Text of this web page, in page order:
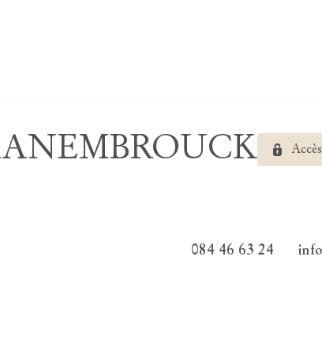
084 46 63 24